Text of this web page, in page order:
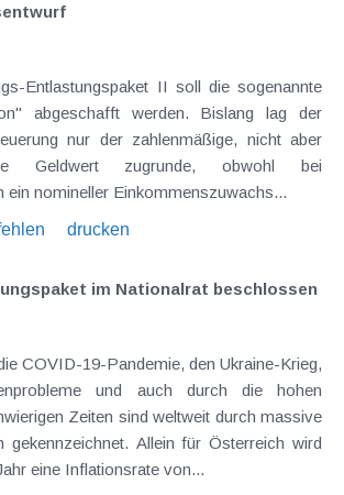
Entlastungspaket II soll die sogenannte
abgeschafft werden. Bislang lag der
nur der zahlenmäßige, nicht aber
Geldwert zugrunde, obwohl bei
ein nomineller Einkommenszuwachs...
drucken
im Nationalrat beschlossen
COVID-19-Pandemie, den Ukraine-Krieg,
und auch durch die hohen
Zeiten sind weltweit durch massive
gekennzeichnet. Allein für Österreich wird
eine Inflationsrate von...